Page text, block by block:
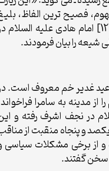
فصیح ترین الفاظ، بلیغ
عالی ترین شأن است.[12] امام هادی علیه السلام در
را بیان فرمودند.
غدیر خم معروف است. در
به سامرا فراخواند،
در نجف اشرف رفته و این
و پنجاه منقبت از مناقب
برخی مشکلات سیاسی و
گفتند.